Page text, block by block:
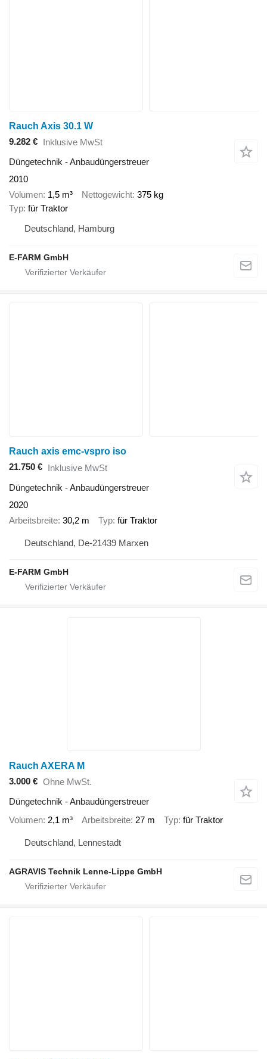
Rauch Axis 30.1 W
9.282 € Inklusive MwSt
Düngetechnik - Anbaudüngerstreuer
2010
Volumen 1,5 m³ Nettogewicht 375 kg
Typ für Traktor
Deutschland, Hamburg
E-FARM GmbH
Rauch axis emc-vspro iso
21.750 € Inklusive MwSt
Düngetechnik - Anbaudüngerstreuer
2020
Arbeitsbreite 30,2 m Typ für Traktor
Deutschland, De-21439 Marxen
E-FARM GmbH
Rauch AXERA M
3.000 € Ohne MwSt.
Düngetechnik - Anbaudüngerstreuer
Volumen 2,1 m³ Arbeitsbreite 27 m Typ für Traktor
Deutschland, Lennestadt
AGRAVIS Technik Lenne-Lippe GmbH